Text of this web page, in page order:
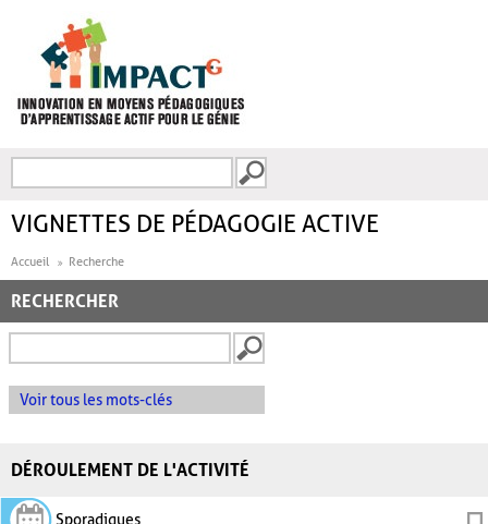
FORMULAIRE DE
VIGNETTES DE PÉDAGOGIE ACTIVE
Accueil Recherche
RECHERCHER
Voir tous les mots-clés
DÉROULEMENT DE L'ACTIVITÉ
Sporadiques